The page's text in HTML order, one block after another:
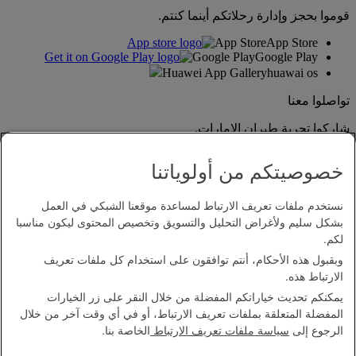
قوموا بحجز وإدارة رحلاتكم أينما كنتم.
App StoreApp Store
Google PlayGoogle Play
Huawei App Galleryhuawai os
تواصلوا معنا
شاركوا تجربة طيران الإمارات.
بيان إمكانية الدخول
اتصل بنا
سياسة الخصوصية
الشروط والأحكام
سياسة ملفات تعريف الارتباط
خصوصيتكم من أولوياتنا
نستخدم ملفات تعريف الارتباط لمساعدة موقعنا الشبكي في العمل
بشكل سليم ولأغراض التحليل والتسويق وتخصيص المحتوى ليكون مناسبا
لكم.
وبقبول هذه الأحكام، أنتم توافقون على استخدام كل ملفات تعريف
الارتباط هذه.
يمكنكم تحديث خياراتكم المفضلة من خلال النقر على زر الخيارات
المفضلة المتعلقة بملفات تعريف الارتباط، أو في أي وقت آخر من خلال
الرجوع إلى سياسة ملفات تعريف الارتباط الخاصة بنا.